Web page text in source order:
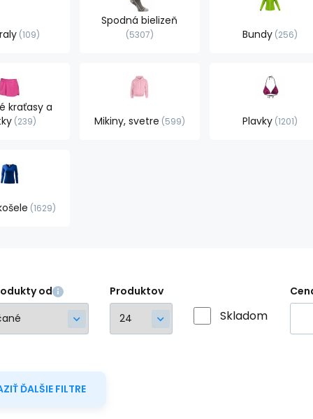
109
Spodná bielizeň
5307 Bundy 256
kraťasy a
239 Mikiny, svetre 599 Plavky 1201
1629
od Produktov
Skladom
ĎALŠIE FILTRE